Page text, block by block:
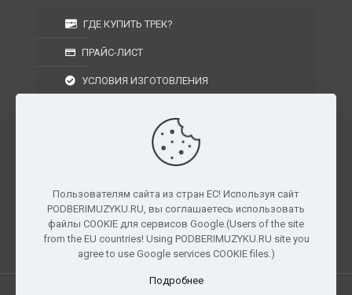
ГДЕ КУПИТЬ ТРЕК?
ПРАЙС-ЛИСТ
УСЛОВИЯ ИЗГОТОВЛЕНИЯ
УСЛОВИЯ ВОЗВРАТА
г. Москва, Московская область, Центральный
федеральный округ, РФ, Россия
Пользователям сайта из стран ЕС! Используя сайт
PODBERIMUZYKU.RU, вы соглашаетесь использовать
файлы COOKIE для сервисов Google.(Users of the site
from the EU countries! Using PODBERIMUZYKU.RU site you
agree to use Google services COOKIE files.)
Подробнее